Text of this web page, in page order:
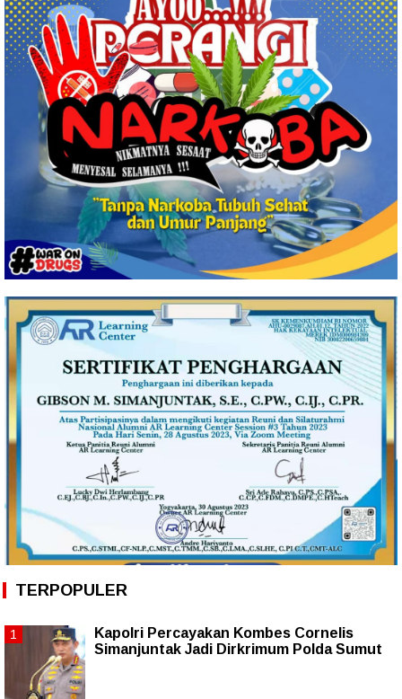
TERPOPULER
Kapolri Percayakan Kombes Cornelis
Simanjuntak Jadi Dirkrimum Polda Sumut